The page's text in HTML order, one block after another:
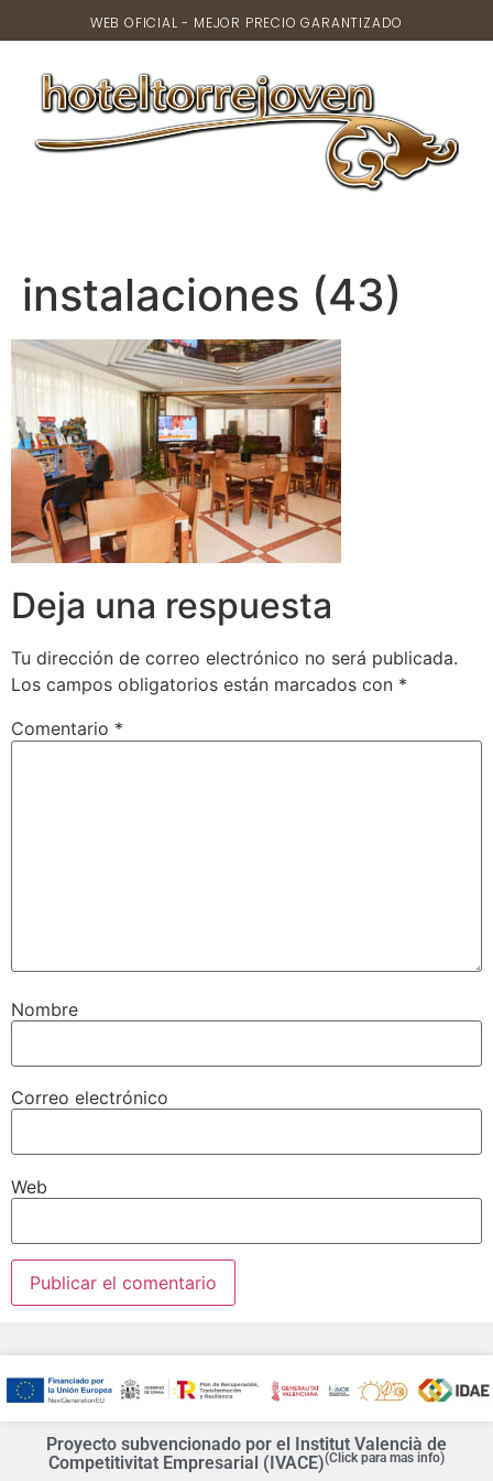
WEB OFICIAL - MEJOR PRECIO GARANTIZADO
instalaciones (43)
Deja una respuesta
Tu dirección de correo electrónico no será publicada.
Los campos obligatorios están marcados con *
Comentario *
Nombre
Correo electrónico
Web
Proyecto subvencionado por el Institut Valencià de
Competitivitat Empresarial (IVACE)(Click para mas info)